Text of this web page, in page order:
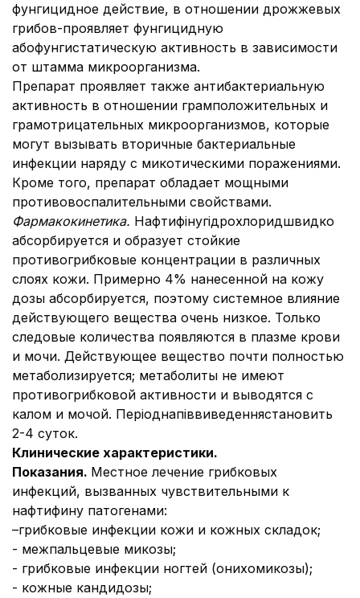
фунгицидное действие, в отношении дрожжевых
грибов-проявляет фунгицидную
абофунгистатическую активность в зависимости
от штамма микроорганизма.
Препарат проявляет также антибактериальную
активность в отношении грамположительных и
грамотрицательных микроорганизмов, которые
могут вызывать вторичные бактериальные
инфекции наряду с микотическими поражениями.
Кроме того, препарат обладает мощными
противовоспалительными свойствами.
Фармакокинетика. Нафтифінугідрохлоридшвидко
абсорбируется и образует стойкие
противогрибковые концентрации в различных
слоях кожи. Примерно 4% нанесенной на кожу
дозы абсорбируется, поэтому системное влияние
действующего вещества очень низкое. Только
следовые количества появляются в плазме крови
и мочи. Действующее вещество почти полностью
метаболизируется; метаболиты не имеют
противогрибковой активности и выводятся с
калом и мочой. Періоднапіввиведеннястановить
2-4 суток.
Клинические характеристики.
Показания. Местное лечение грибковых
инфекций, вызванных чувствительными к
нафтифину патогенами:
–грибковые инфекции кожи и кожных складок;
- межпальцевые микозы;
- грибковые инфекции ногтей (онихомикозы);
- кожные кандидозы;